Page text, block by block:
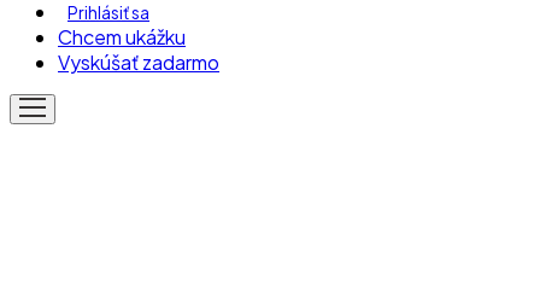
Prihlásiť sa
Chcem ukážku
Vyskúšať zadarmo